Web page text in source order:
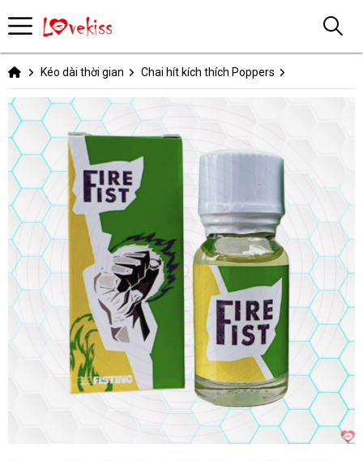
Kéo dài thời gian Chai hít kích thích Poppers